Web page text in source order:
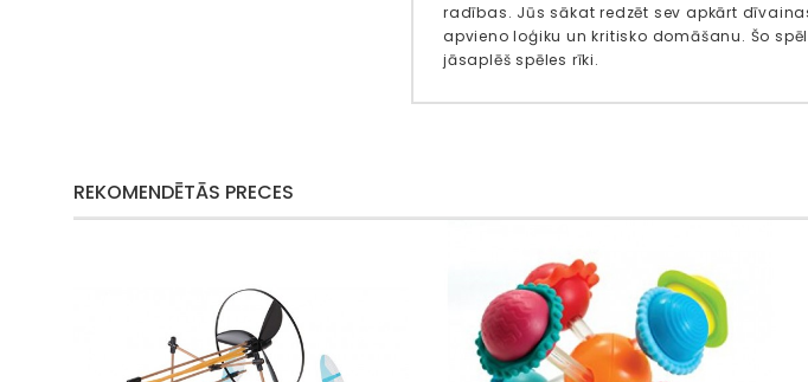
radības. Jūs sākat redzēt sev apkārt
apvieno loģiku un kritisko domāšanu. Šo
jāsaplēš spēles rīki.
REKOMENDĒTĀS PRECES